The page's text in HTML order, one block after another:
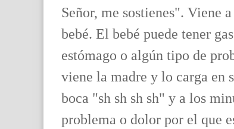
Señor, me sostienes". Viene
bebé. El bebé puede tener
estómago o algún tipo de
viene la madre y lo carga en
boca "sh sh sh sh" y a los
problema o dolor por el que